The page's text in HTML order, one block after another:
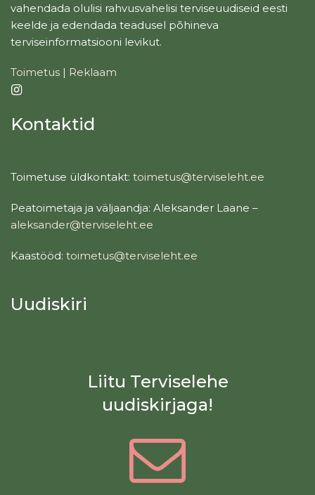
vahendada olulisi rahvusvahelisi terviseuudiseid eesti
keelde ja edendada teadusel põhineva
terviseinformatsiooni levikut.
Toimetus | Reklaam
Kontaktid
Toimetuse üldkontakt: toimetus@terviseleht.ee
Peatoimetaja ja väljaandja: Aleksander Laane –
aleksander@terviseleht.ee
Kaastööd: toimetus@terviseleht.ee
Uudiskiri
Liitu Terviselehe
uudiskirjaga!